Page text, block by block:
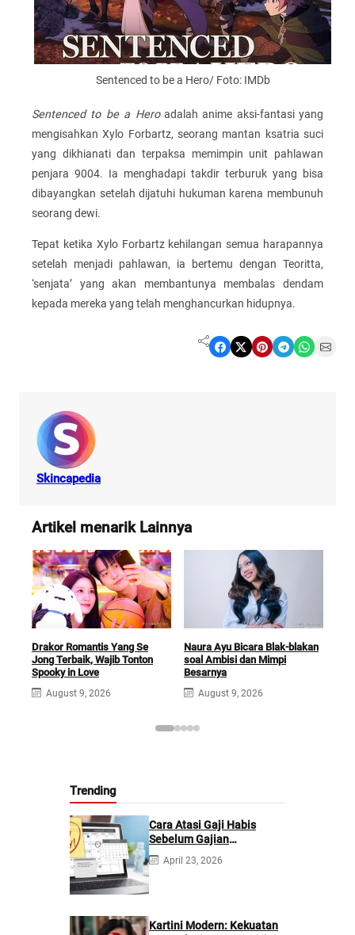
Sentenced to be a Hero/ Foto: IMDb
Sentenced to be a Heroadalah anime aksi-fantasi yang
mengisahkan Xylo Forbartz, seorang mantan ksatria suci
yang dikhianati dan terpaksa memimpin unit pahlawan
penjara 9004. Ia menghadapi takdir terburuk yang bisa
dibayangkan setelah dijatuhi hukuman karena membunuh
seorang dewi.
Tepat ketika Xylo Forbartz kehilangan semua harapannya
setelah menjadi pahlawan, ia bertemu dengan Teoritta,
‘senjata’ yang akan membantunya membalas dendam
kepada mereka yang telah menghancurkan hidupnya.
Share on Facebook Share on X Share on Pinterest Share on Telegram Share on WhatsApp Share on Email
Skincapedia
Artikel menarik Lainnya
Drakor Romantis Yang Se
Jong Terbaik, Wajib Tonton
Spooky in Love
August 9, 2026
Naura Ayu Bicara Blak-blakan
soal Ambisi dan Mimpi
Besarnya
August 9, 2026
Trending
Cara Atasi Gaji Habis
Sebelum Gajian
Berikutnya
April 23, 2026
Kartini Modern: Kekuatan